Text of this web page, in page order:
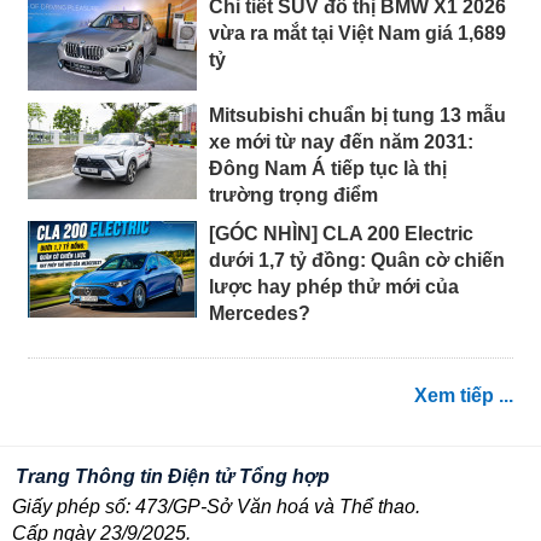
Chi tiết SUV đô thị BMW X1 2026
vừa ra mắt tại Việt Nam giá 1,689
tỷ
Mitsubishi chuẩn bị tung 13 mẫu
xe mới từ nay đến năm 2031:
Đông Nam Á tiếp tục là thị
trường trọng điểm
[GÓC NHÌN] CLA 200 Electric
dưới 1,7 tỷ đồng: Quân cờ chiến
lược hay phép thử mới của
Mercedes?
Xem tiếp ...
Trang Thông tin Điện tử Tổng hợp
Giấy phép số: 473/GP-Sở Văn hoá và Thể thao.
Cấp ngày 23/9/2025.